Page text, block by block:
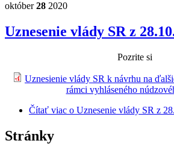
október28 2020
Uznesenie vlády SR z
Pozrite si
Uznesienie vlády SR k návrhu na
rámci vyhláseného
Čítať viac o Uznesenie vlády SR z
Stránky